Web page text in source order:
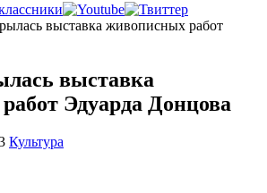
выставка живописных работ
выставка
Эдуарда Донцова
Культура